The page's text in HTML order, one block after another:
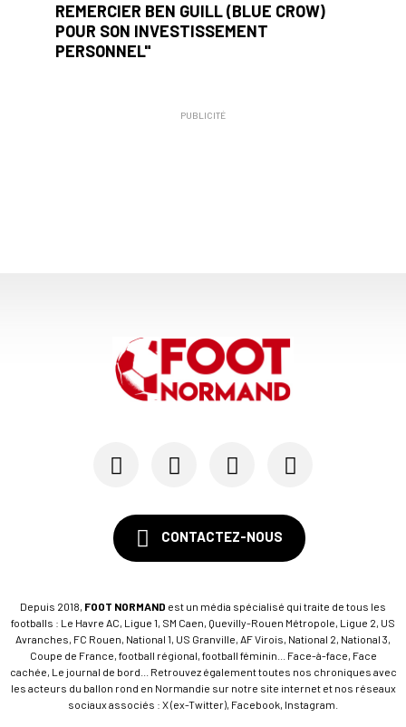
REMERCIER BEN GUILL (BLUE CROW)
POUR SON INVESTISSEMENT
PERSONNEL"
PUBLICITÉ
CONTACTEZ-NOUS
Depuis 2018, FOOT NORMAND est un média spécialisé qui traite de tous les
footballs : Le Havre AC, Ligue 1, SM Caen, Quevilly-Rouen Métropole, Ligue 2, US
Avranches, FC Rouen, National 1, US Granville, AF Virois, National 2, National 3,
Coupe de France, football régional, football féminin... Face-à-face, Face
cachée, Le journal de bord... Retrouvez également toutes nos chroniques avec
les acteurs du ballon rond en Normandie sur notre site internet et nos réseaux
sociaux associés : X (ex-Twitter), Facebook, Instagram.